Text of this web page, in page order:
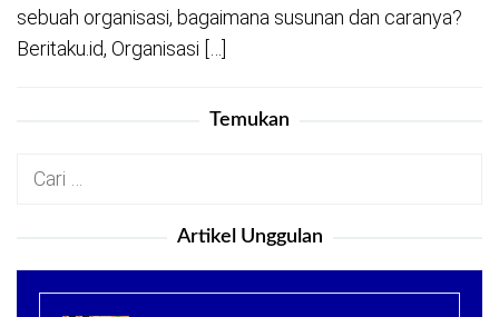
sebuah organisasi, bagaimana susunan dan caranya?
Beritaku.id, Organisasi […]
Temukan
Cari
Artikel Unggulan